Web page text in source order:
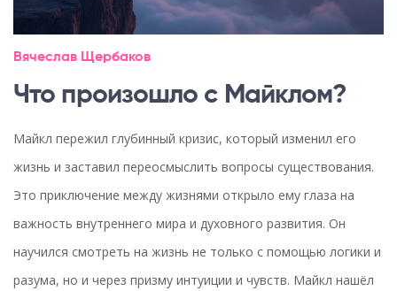
Вячеслав Щербаков
Что произошло с Майклом?
Майкл пережил глубинный кризис, который изменил его
жизнь и заставил переосмыслить вопросы существования.
Это приключение между жизнями открыло ему глаза на
важность внутреннего мира и духовного развития. Он
научился смотреть на жизнь не только с помощью логики и
разума, но и через призму интуиции и чувств. Майкл нашёл